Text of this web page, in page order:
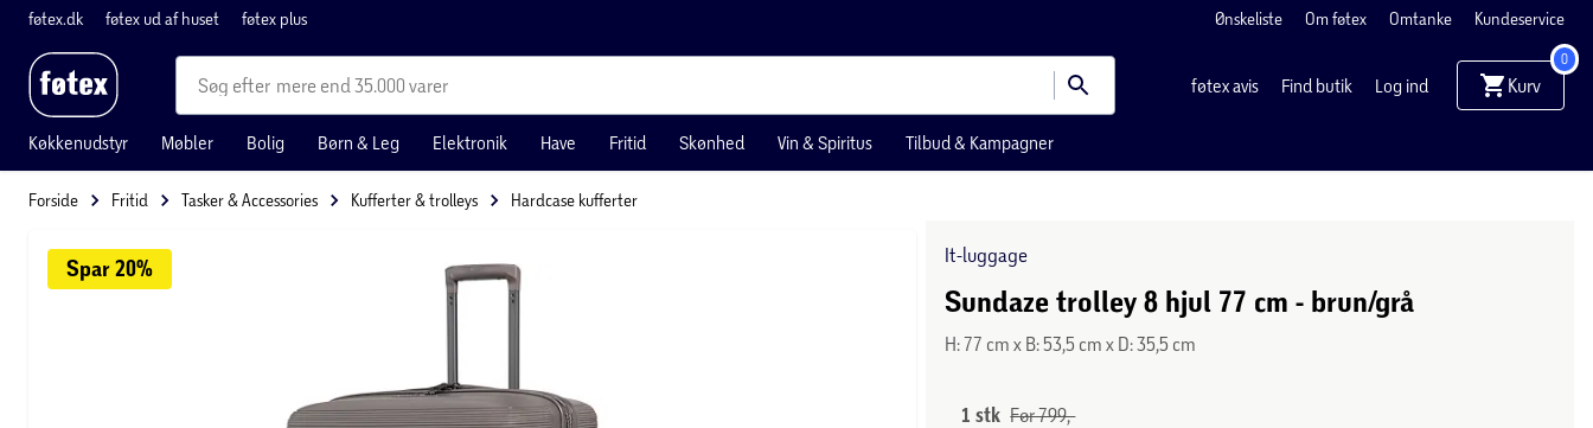
føtex.dk føtex ud af huset føtex plus Ønskeliste Om føtex Omtanke Kundeservice
mere end 35.000 varer føtex avis Find butik Log ind Kurv
0
Køkkenudstyr Møbler Bolig Børn & Leg Elektronik Have Fritid Skønhed Vin & Spiritus Tilbud & Kampagner
Forside Fritid Tasker & Accessories Kufferter & trolleys Hardcase kufferter
Spar 20%
It-luggage
Sundaze trolley 8 hjul 77 cm - brun/grå
H: 77 cm x B: 53,5 cm x D: 35,5 cm
1 stk Før 799,-